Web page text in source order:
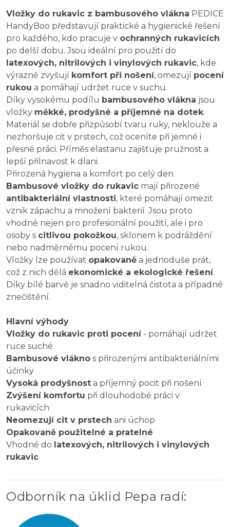
Vložky do rukavic z bambusového vlákna PEDICE
HandyBoo představují praktické a hygienické řešení
pro každého, kdo pracuje v ochranných rukavicích
po delší dobu. Jsou ideální pro použití do
latexových, nitrilových i vinylových rukavic, kde
výrazně zvyšují komfort při nošení, omezují pocení
rukou a pomáhají udržet ruce v suchu.
Díky vysokému podílu bambusového vlákna jsou
vložky měkké, prodyšné a příjemné na dotek.
Materiál se dobře přizpůsobí tvaru ruky, neklouže a
nezhoršuje cit v prstech, což oceníte při jemné i
přesné práci. Příměs elastanu zajišťuje pružnost a
lepší přilnavost k dlani.
Přirozená hygiena a komfort po celý den
Bambusové vložky do rukavic mají přirozené
antibakteriální vlastnosti, které pomáhají omezit
vznik zápachu a množení bakterií. Jsou proto
vhodné nejen pro profesionální použití, ale i pro
osoby s citlivou pokožkou, sklonem k podráždění
nebo nadměrnému pocení rukou.
Vložky lze používat opakovaně a jednoduše prát,
což z nich dělá ekonomické a ekologické řešení.
Díky bílé barvě je snadno viditelná čistota a případné
znečištění.
Hlavní výhody
Vložky do rukavic proti pocení- pomáhají udržet
ruce suché
Bambusové vlákno s přirozenými antibakteriálními
účinky
Vysoká prodyšnost a příjemný pocit při nošení
Zvýšení komfortu při dlouhodobé práci v
rukavicích
Neomezují cit v prstech ani úchop
Opakovaně použitelné a pratelné
Vhodné do latexových, nitrilových i vinylových
rukavic
Odborník na úklid Pepa radí: